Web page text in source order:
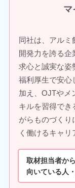
マ
同社は、アルミ
開発力を誇る企
求心と誠実な姿
福利厚生で安心
加え、OJTやメ
キルを習得でき
がらものづくり
く働けるキャリ
取材担当者か
向いている人